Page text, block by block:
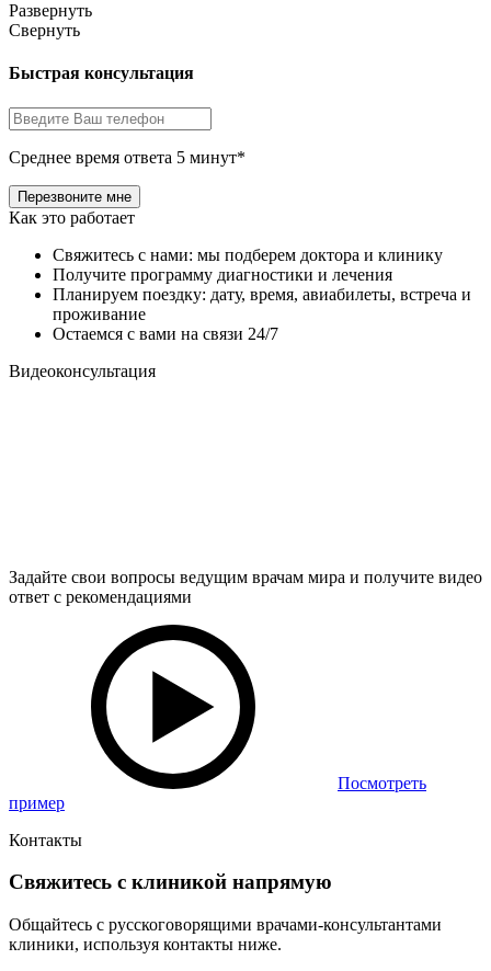
Развернуть
Свернуть
Быстрая консультация
Среднее время ответа 5 минут*
Как это работает
Свяжитесь с нами: мы подберем доктора и клинику
Получите программу диагностики и лечения
Планируем поездку: дату, время, авиабилеты, встреча и
проживание
Остаемся с вами на связи 24/7
Видеоконсультация
Задайте свои вопросы ведущим врачам мира и получите видео
ответ с рекомендациями
Посмотреть
пример
Контакты
Свяжитесь с клиникой напрямую
Общайтесь с русскоговорящими врачами-консультантами
клиники, используя контакты ниже.